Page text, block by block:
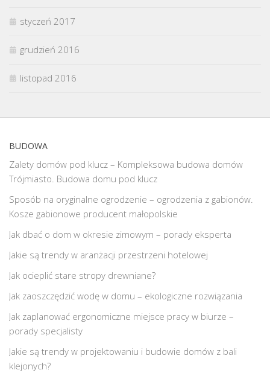
styczeń 2017
grudzień 2016
listopad 2016
BUDOWA
Zalety domów pod klucz – Kompleksowa budowa domów
Trójmiasto. Budowa domu pod klucz
Sposób na oryginalne ogrodzenie – ogrodzenia z gabionów.
Kosze gabionowe producent małopolskie
Jak dbać o dom w okresie zimowym – porady eksperta
Jakie są trendy w aranżacji przestrzeni hotelowej
Jak ocieplić stare stropy drewniane?
Jak zaoszczędzić wodę w domu – ekologiczne rozwiązania
Jak zaplanować ergonomiczne miejsce pracy w biurze –
porady specjalisty
Jakie są trendy w projektowaniu i budowie domów z bali
klejonych?